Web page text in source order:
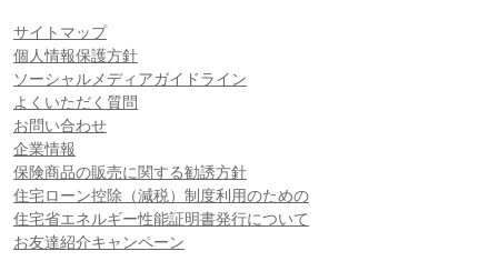
サイトマップ
個人情報保護方針
ソーシャルメディアガイドライン
よくいただく質問
お問い合わせ
企業情報
保険商品の販売に関する勧誘方針
住宅ローン控除（減税）制度利用のための
住宅省エネルギー性能証明書発行について
お友達紹介キャンペーン